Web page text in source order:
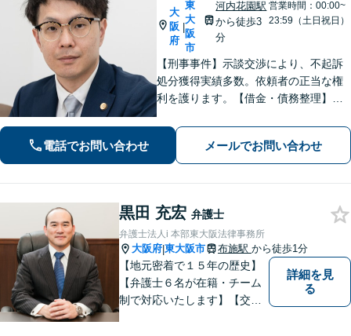
大
阪
府
|
東
大
阪
市
河内花園駅
から徒歩3
分
営業時間：00:00~
23:59（土日祝日）
【刑事事件】示談交渉により、不起訴
処分獲得実績多数。依頼者の正当な権
利を護ります。【借金・債務整理】借
問題】不貞慰謝料の獲得、減額実績多
数。独りで悩まず、先ずはお話をお聞
かせ下さい。【土日・夜間対応可】
電話でお問い合わせ メールでお問い合わせ
黒田 充宏 弁護士
弁護士法人i 本部東大阪法律事務所
大阪府|東大阪市 布施駅 から徒歩1分
【地元密着で１５年の歴史】
【弁護士６名が在籍・チーム
制で対応いたします】【交通
詳細を見
る